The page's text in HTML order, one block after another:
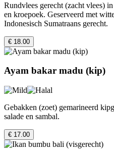
Rundvlees gerecht (zacht vlees)
en kroepoek. Geserveerd met
Indonesisch Sumatraans gerecht.
€ 18.00
Ayam bakar madu (kip)
Gebakken (zoet) gemarineerd
salade en sambal.
€ 17.00